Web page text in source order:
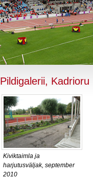
Pildigalerii, Kadrioru
Kiviktaimla ja
harjutusväljak, september
2010